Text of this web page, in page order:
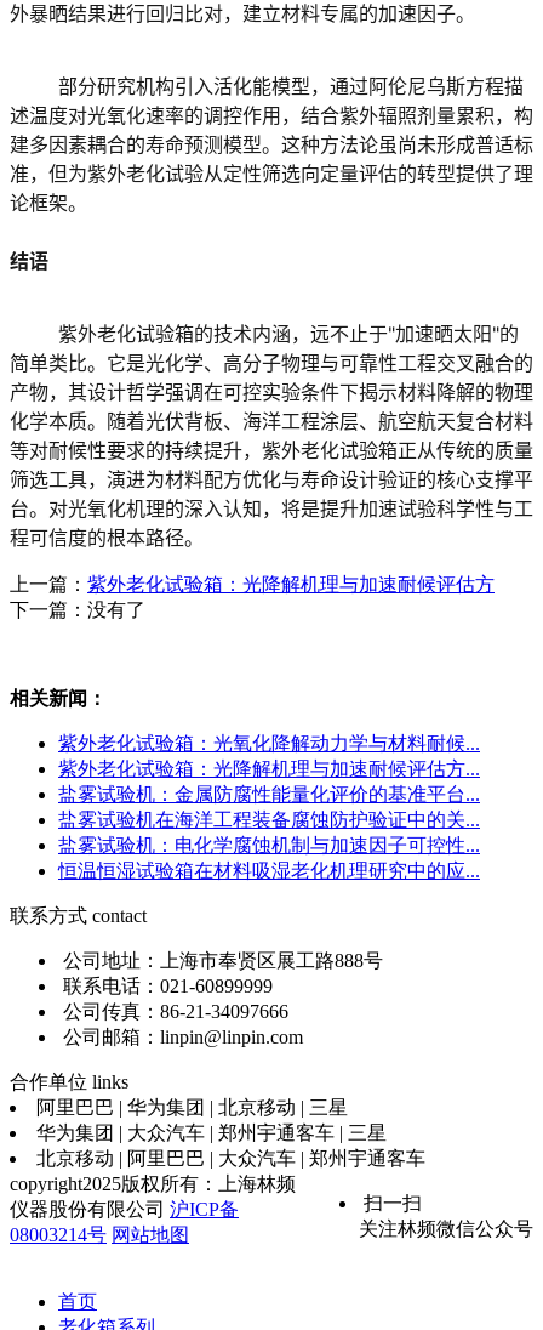
外暴晒结果进行回归比对，建立材料专属的加速因子。
述温度对光氧化速率的调控作用，结合紫外辐照剂量累积，构
建多因素耦合的寿命预测模型。这种方法论虽尚未形成普适标
准，但为紫外老化试验从定性筛选向定量评估的转型提供了理
论框架。
结语
简单类比。它是光化学、高分子物理与可靠性工程交叉融合的
产物，其设计哲学强调在可控实验条件下揭示材料降解的物理
化学本质。随着光伏背板、海洋工程涂层、航空航天复合材料
等对耐候性要求的持续提升，紫外老化试验箱正从传统的质量
筛选工具，演进为材料配方优化与寿命设计验证的核心支撑平
台。对光氧化机理的深入认知，将是提升加速试验科学性与工
程可信度的根本路径。
上一篇： 紫外老化试验箱：光降解机理与加速耐候评估方
下一篇：没有了
相关新闻：
紫外老化试验箱：光氧化降解动力学与材料耐候...
紫外老化试验箱：光降解机理与加速耐候评估方...
盐雾试验机：金属防腐性能量化评价的基准平台...
盐雾试验机在海洋工程装备腐蚀防护验证中的关...
盐雾试验机：电化学腐蚀机制与加速因子可控性...
恒温恒湿试验箱在材料吸湿老化机理研究中的应...
联系方式 contact
公司地址：上海市奉贤区展工路888号
联系电话：021-60899999
公司传真：86-21-34097666
公司邮箱：linpin@linpin.com
合作单位 links
阿里巴巴 | 华为集团 | 北京移动 | 三星
华为集团 | 大众汽车 | 郑州宇通客车 | 三星
北京移动 | 阿里巴巴 | 大众汽车 | 郑州宇通客车
扫一扫
关注林频微信公众号
copyright2025版权所有：上海林频
仪器股份有限公司 沪ICP备
08003214号 网站地图
首页